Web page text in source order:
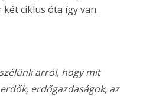
ciklus óta így van.
arról, hogy mit
erdőgazdaságok, az